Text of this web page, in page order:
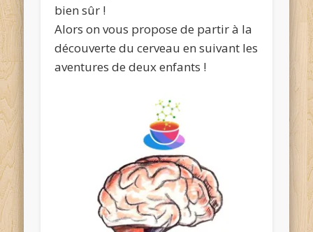
bien sûr !
Alors on vous propose de partir à la
découverte du cerveau en suivant les
aventures de deux enfants !